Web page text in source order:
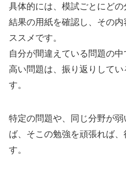
具体的には、模試ごとにど
結果の用紙を確認し、その
ススメです。
自分が間違えている問題の
高い問題は、振り返りして
す。
特定の問題や、同じ分野が
ば、そこの勉強を頑張れば
す。